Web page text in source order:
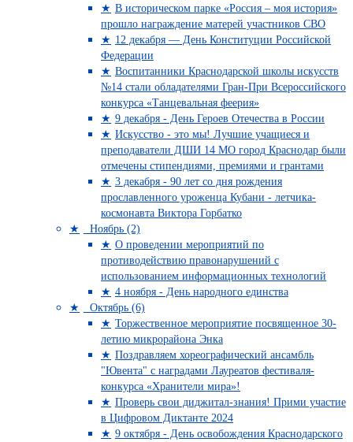
В историческом парке «Россия – моя история»
прошло награждение матерей участников СВО
12 декабря — День Конституции Российской
Федерации
Воспитанники Краснодарской школы искусств
№14 стали обладателями Гран-При Всероссийского
конкурса «Танцевальная феерия»
9 декабря - День Героев Отечества в России
Искусство - это мы! Лучшие учащиеся и
преподаватели ДШИ 14 МО город Краснодар были
отмечены стипендиями, премиями и грантами
3 декабря - 90 лет со дня рождения
прославленного уроженца Кубани - летчика-
космонавта Виктора Горбатко
Ноябрь (2)
О проведении мероприятий по
противодействию правонарушений с
использованием информационных технологий
4 ноября - День народного единства
Октябрь (6)
Торжественное мероприятие посвященное 30-
летию микрорайона Энка
Поздравляем хореографический ансамбль
"Ювента" с наградами Лауреатов фестиваля-
конкурса «Хранители мира»!
Проверь свои диджитал-знания! Прими участие
в Цифровом Диктанте 2024
9 октября - День освобождения Краснодарского